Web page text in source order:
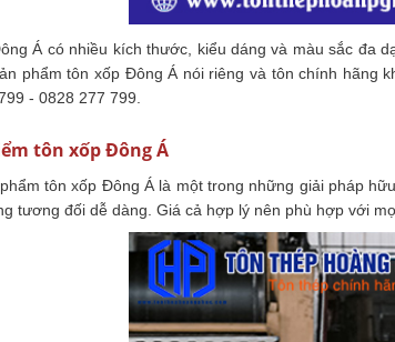
Á có nhiều kích thước, kiểu dáng và màu sắc đa
phẩm tôn xốp Đông Á nói riêng và tôn chính hãng
- 0828 277 799.
tôn xốp Đông Á
tôn xốp Đông Á là một trong những giải pháp
tương đối dễ dàng. Giá cả hợp lý nên phù hợp với